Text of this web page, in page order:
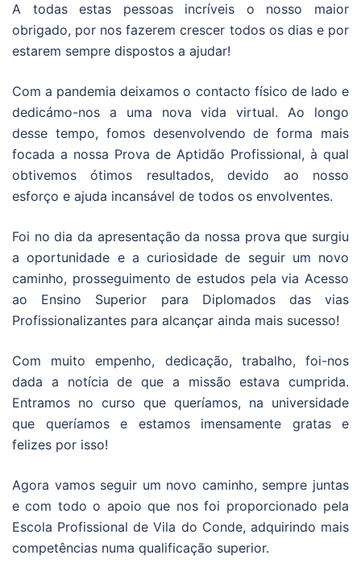
A todas estas pessoas incríveis o nosso maior
obrigado, por nos fazerem crescer todos os dias e por
estarem sempre dispostos a ajudar!
Com a pandemia deixamos o contacto físico de lado e
dedicámo-nos a uma nova vida virtual. Ao longo
desse tempo, fomos desenvolvendo de forma mais
focada a nossa Prova de Aptidão Profissional, à qual
obtivemos ótimos resultados, devido ao nosso
esforço e ajuda incansável de todos os envolventes.
Foi no dia da apresentação da nossa prova que surgiu
a oportunidade e a curiosidade de seguir um novo
caminho, prosseguimento de estudos pela via Acesso
ao Ensino Superior para Diplomados das vias
Profissionalizantes para alcançar ainda mais sucesso!
Com muito empenho, dedicação, trabalho, foi-nos
dada a notícia de que a missão estava cumprida.
Entramos no curso que queríamos, na universidade
que queríamos e estamos imensamente gratas e
felizes por isso!
Agora vamos seguir um novo caminho, sempre juntas
e com todo o apoio que nos foi proporcionado pela
Escola Profissional de Vila do Conde, adquirindo mais
competências numa qualificação superior.